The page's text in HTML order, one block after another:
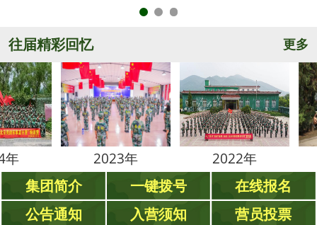
往届精彩回忆 更多
2023年 2022年
集团简介 一键拨号
在线报名
公告通知
入营须知 营员投票